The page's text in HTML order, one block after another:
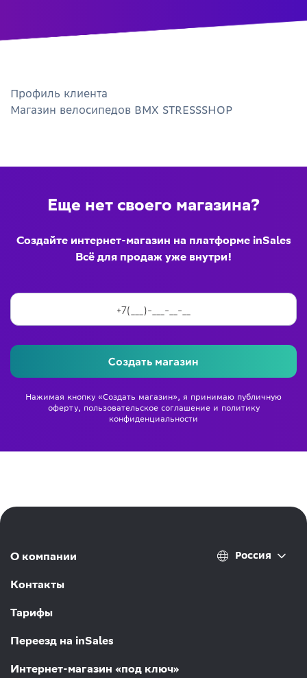
Профиль клиента
Магазин велосипедов BMX STRESSSHOP
Еще нет своего магазина?
Создайте интернет-магазин на платформе inSales
Всё для продаж уже внутри!
Создать магазин
Нажимая кнопку «Создать магазин», я принимаю публичную
оферту, пользовательское соглашениеи политику
конфиденциальности
О компании
Контакты
Тарифы
Переезд на inSales
Интернет-магазин «под ключ»
Россия